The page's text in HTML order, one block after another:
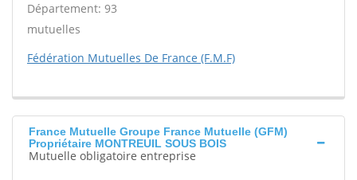
Département: 93
mutuelles
Fédération Mutuelles De France (F.M.F)
France Mutuelle Groupe France Mutuelle (GFM)
Propriétaire MONTREUIL SOUS BOIS
Mutuelle obligatoire entreprise